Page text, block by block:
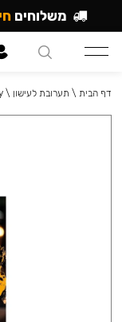
דף הבית \ תערובת לעישון \
משלוחים